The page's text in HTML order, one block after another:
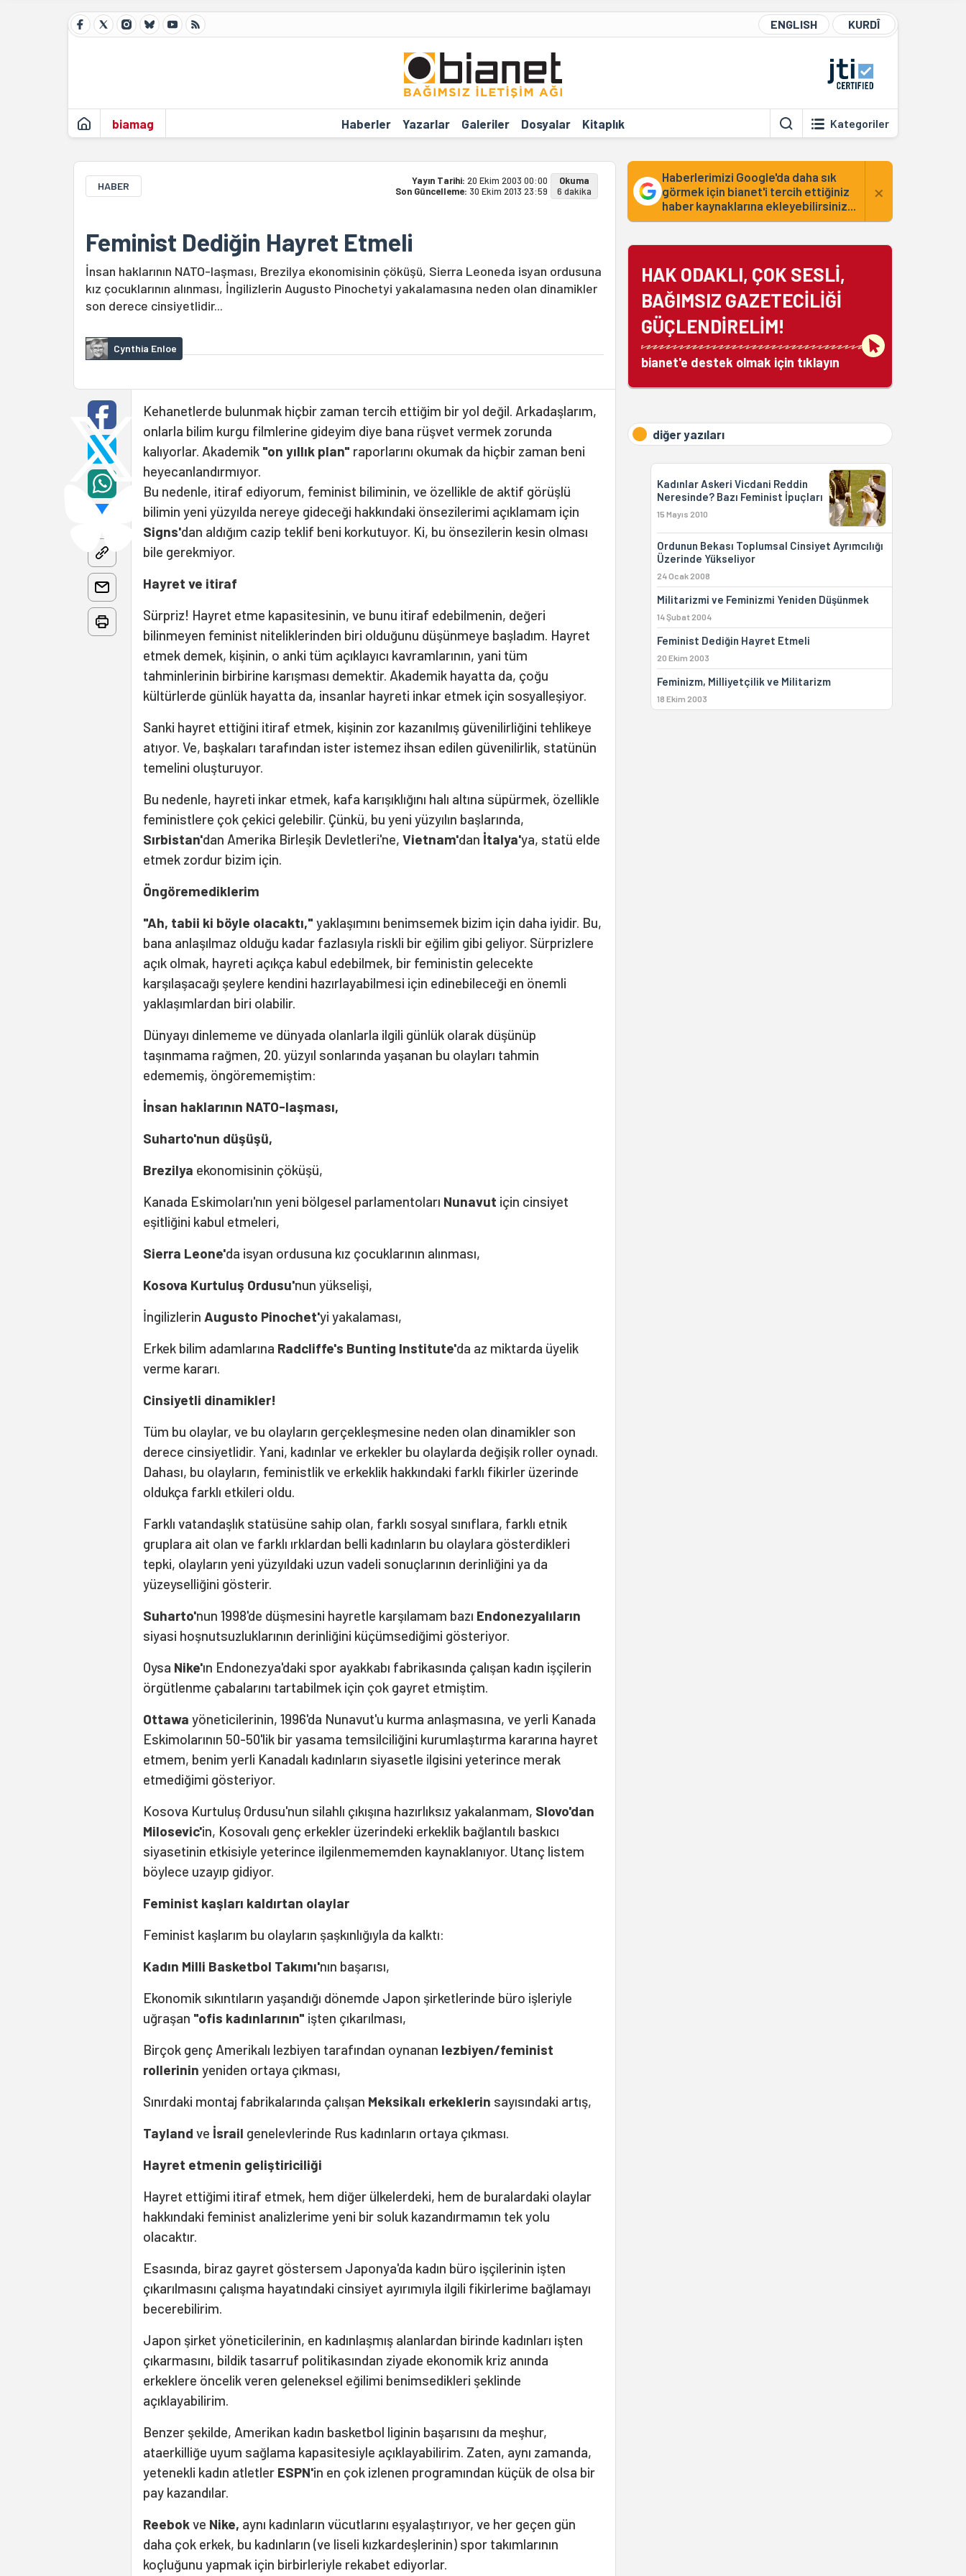
ENGLISH KURDÎ
biamag Haberler Yazarlar Galeriler Dosyalar Kitaplık Kategoriler
HABER Yayın Tarihi: 20 Ekim 2003 00:00
Son Güncelleme: 30 Ekim 2013 23:59
Okuma
6 dakika
Feminist Dediğin Hayret Etmeli
İnsan haklarının NATO-laşması, Brezilya ekonomisinin çöküşü, Sierra Leoneda isyan ordusuna
kız çocuklarının alınması, İngilizlerin Augusto Pinochetyi yakalamasına neden olan dinamikler
son derece cinsiyetlidir...
Cynthia Enloe
Kehanetlerde bulunmak hiçbir zaman tercih ettiğim bir yol değil. Arkadaşlarım,
onlarla bilim kurgu filmlerine gideyim diye bana rüşvet vermek zorunda
kalıyorlar. Akademik "on yıllık plan" raporlarını okumak da hiçbir zaman beni
heyecanlandırmıyor.
Bu nedenle, itiraf ediyorum, feminist biliminin, ve özellikle de aktif görüşlü
bilimin yeni yüzyılda nereye gideceği hakkındaki önsezilerimi açıklamam için
Signs'dan aldığım cazip teklif beni korkutuyor. Ki, bu önsezilerin kesin olması
bile gerekmiyor.
Hayret ve itiraf
Sürpriz! Hayret etme kapasitesinin, ve bunu itiraf edebilmenin, değeri
bilinmeyen feminist niteliklerinden biri olduğunu düşünmeye başladım. Hayret
etmek demek, kişinin, o anki tüm açıklayıcı kavramlarının, yani tüm
tahminlerinin birbirine karışması demektir. Akademik hayatta da, çoğu
kültürlerde günlük hayatta da, insanlar hayreti inkar etmek için sosyalleşiyor.
Sanki hayret ettiğini itiraf etmek, kişinin zor kazanılmış güvenilirliğini tehlikeye
atıyor. Ve, başkaları tarafından ister istemez ihsan edilen güvenilirlik, statünün
temelini oluşturuyor.
Bu nedenle, hayreti inkar etmek, kafa karışıklığını halı altına süpürmek, özellikle
feministlere çok çekici gelebilir. Çünkü, bu yeni yüzyılın başlarında,
Sırbistan'dan Amerika Birleşik Devletleri'ne, Vietnam'dan İtalya'ya, statü elde
etmek zordur bizim için.
Öngöremediklerim
"Ah, tabii ki böyle olacaktı," yaklaşımını benimsemek bizim için daha iyidir. Bu,
bana anlaşılmaz olduğu kadar fazlasıyla riskli bir eğilim gibi geliyor. Sürprizlere
açık olmak, hayreti açıkça kabul edebilmek, bir feministin gelecekte
karşılaşacağı şeylere kendini hazırlayabilmesi için edinebileceği en önemli
yaklaşımlardan biri olabilir.
Dünyayı dinlememe ve dünyada olanlarla ilgili günlük olarak düşünüp
taşınmama rağmen, 20. yüzyıl sonlarında yaşanan bu olayları tahmin
edememiş, öngörememiştim:
İnsan haklarının NATO-laşması,
Suharto'nun düşüşü,
Brezilya ekonomisinin çöküşü,
Kanada Eskimoları'nın yeni bölgesel parlamentoları Nunavut için cinsiyet
eşitliğini kabul etmeleri,
Sierra Leone'da isyan ordusuna kız çocuklarının alınması,
Kosova Kurtuluş Ordusu'nun yükselişi,
İngilizlerin Augusto Pinochet'yi yakalaması,
Erkek bilim adamlarına Radcliffe's Bunting Institute'da az miktarda üyelik
verme kararı.
Cinsiyetli dinamikler!
Tüm bu olaylar, ve bu olayların gerçekleşmesine neden olan dinamikler son
derece cinsiyetlidir. Yani, kadınlar ve erkekler bu olaylarda değişik roller oynadı.
Dahası, bu olayların, feministlik ve erkeklik hakkındaki farklı fikirler üzerinde
oldukça farklı etkileri oldu.
Farklı vatandaşlık statüsüne sahip olan, farklı sosyal sınıflara, farklı etnik
gruplara ait olan ve farklı ırklardan belli kadınların bu olaylara gösterdikleri
tepki, olayların yeni yüzyıldaki uzun vadeli sonuçlarının derinliğini ya da
yüzeyselliğini gösterir.
Suharto'nun 1998'de düşmesini hayretle karşılamam bazı Endonezyalıların
siyasi hoşnutsuzluklarının derinliğini küçümsediğimi gösteriyor.
Oysa Nike'ın Endonezya'daki spor ayakkabı fabrikasında çalışan kadın işçilerin
örgütlenme çabalarını tartabilmek için çok gayret etmiştim.
Ottawa yöneticilerinin, 1996'da Nunavut'u kurma anlaşmasına, ve yerli Kanada
Eskimolarının 50-50'lik bir yasama temsilciliğini kurumlaştırma kararına hayret
etmem, benim yerli Kanadalı kadınların siyasetle ilgisini yeterince merak
etmediğimi gösteriyor.
Kosova Kurtuluş Ordusu'nun silahlı çıkışına hazırlıksız yakalanmam, Slovo'dan
Milosevic'in, Kosovalı genç erkekler üzerindeki erkeklik bağlantılı baskıcı
siyasetinin etkisiyle yeterince ilgilenmememden kaynaklanıyor. Utanç listem
böylece uzayıp gidiyor.
Feminist kaşları kaldırtan olaylar
Feminist kaşlarım bu olayların şaşkınlığıyla da kalktı:
Kadın Milli Basketbol Takımı'nın başarısı,
Ekonomik sıkıntıların yaşandığı dönemde Japon şirketlerinde büro işleriyle
uğraşan "ofis kadınlarının" işten çıkarılması,
Birçok genç Amerikalı lezbiyen tarafından oynanan lezbiyen/feminist
rollerinin yeniden ortaya çıkması,
Sınırdaki montaj fabrikalarında çalışan Meksikalı erkeklerin sayısındaki artış,
Tayland ve İsrail genelevlerinde Rus kadınların ortaya çıkması.
Hayret etmenin geliştiriciliği
Hayret ettiğimi itiraf etmek, hem diğer ülkelerdeki, hem de buralardaki olaylar
hakkındaki feminist analizlerime yeni bir soluk kazandırmamın tek yolu
olacaktır.
Esasında, biraz gayret göstersem Japonya'da kadın büro işçilerinin işten
çıkarılmasını çalışma hayatındaki cinsiyet ayırımıyla ilgili fikirlerime bağlamayı
becerebilirim.
Japon şirket yöneticilerinin, en kadınlaşmış alanlardan birinde kadınları işten
çıkarmasını, bildik tasarruf politikasından ziyade ekonomik kriz anında
erkeklere öncelik veren geleneksel eğilimi benimsedikleri şeklinde
açıklayabilirim.
Benzer şekilde, Amerikan kadın basketbol liginin başarısını da meşhur,
ataerkilliğe uyum sağlama kapasitesiyle açıklayabilirim. Zaten, aynı zamanda,
yetenekli kadın atletler ESPN'in en çok izlenen programından küçük de olsa bir
pay kazandılar.
Reebokve Nike, aynı kadınların vücutlarını eşyalaştırıyor, ve her geçen gün
daha çok erkek, bu kadınların (ve liseli kızkardeşlerinin) spor takımlarının
koçluğunu yapmak için birbirleriyle rekabet ediyorlar.
Haberlerimizi Google'da daha sık
görmek için bianet'i tercih ettiğiniz
haber kaynaklarına ekleyebilirsiniz...
×
HAK ODAKLI, ÇOK SESLİ,
BAĞIMSIZ GAZETECİLİĞİ
GÜÇLENDİRELİM!
bianet'e destek olmak için tıklayın
diğer yazıları
Kadınlar Askeri Vicdani Reddin
Neresinde? Bazı Feminist İpuçları
15 Mayıs 2010
Ordunun Bekası Toplumsal Cinsiyet Ayrımcılığı
Üzerinde Yükseliyor
24 Ocak 2008
Militarizmi ve Feminizmi Yeniden Düşünmek
14 Şubat 2004
Feminist Dediğin Hayret Etmeli
20 Ekim 2003
Feminizm, Milliyetçilik ve Militarizm
18 Ekim 2003